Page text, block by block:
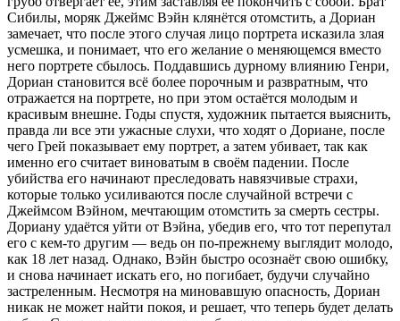
Сибилы, моряк Джеймс Вэйн клянётся отомстить, а Дориан
замечает, что после этого случая лицо портрета исказила злая
усмешка, и понимает, что его желание о меняющемся вместо
него портрете сбылось. Поддавшись дурному влиянию Генри,
Дориан становится всё более порочным и развратным, что
отражается на портрете, но при этом остаётся молодым и
красивым внешне. Годы спустя, художник пытается выяснить,
правда ли все эти ужасные слухи, что ходят о Дориане, после
чего Грей показывает ему портрет, а затем убивает, так как
именно его считает виноватым в своём падении. После
убийства его начинают преследовать навязчивые страхи,
которые только усиливаются после случайной встречи с
Джеймсом Вэйном, мечтающим отомстить за смерть сестры.
Дориану удаётся уйти от Вэйна, убедив его, что тот перепутал
его с кем-то другим — ведь он по-прежнему выглядит молодо,
как 18 лет назад. Однако, Вэйн быстро осознаёт свою ошибку,
и снова начинает искать его, но погибает, будучи случайно
застреленным. Несмотря на миновавшую опасность, Дориан
никак не может найти покоя, и решает, что теперь будет делать